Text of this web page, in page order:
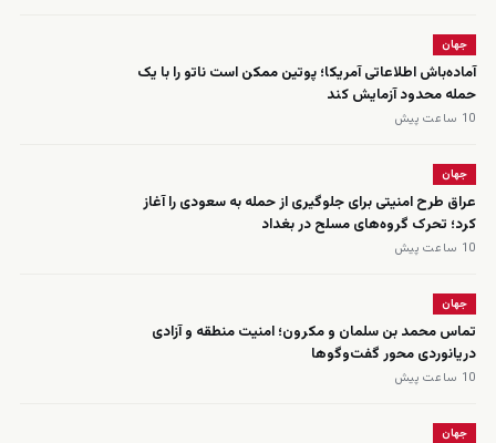
جهان
آماده‌باش اطلاعاتی آمریکا؛ پوتین ممکن است ناتو را با یک
حمله محدود آزمایش کند
10 ساعت پیش
جهان
عراق طرح امنیتی برای جلوگیری از حمله به سعودی را آغاز
کرد؛ تحرک گروه‌های مسلح در بغداد
10 ساعت پیش
جهان
تماس محمد بن سلمان و مکرون؛ امنیت منطقه و آزادی
دریانوردی محور گفت‌وگوها
10 ساعت پیش
جهان